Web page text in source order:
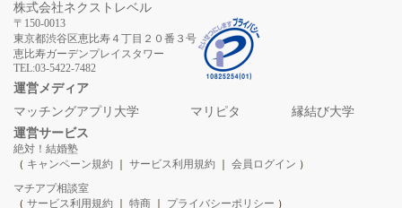
株式会社ネクストレベル
〒150-0013
東京都渋谷区恵比寿４丁目２０番３号
恵比寿ガーデンプレイスタワー
TEL:03-5422-7482
運営メディア
マッチングアプリ大学
マリピタ
縁結び大学
運営サービス
絶対！結婚塾
（ キャンペーン規約 サービス利用規約 会員ログイン ）
マチアプ相談室
（ サービス利用規約 特商 プライバシーポリシー ）